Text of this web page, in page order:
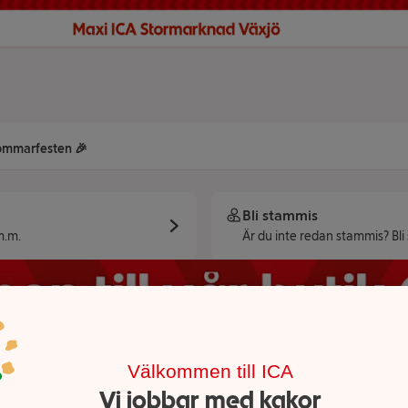
🎉
Bli stammis
Är du inte redan stammis?
Välkommen till ICA
Vi jobbar med kakor